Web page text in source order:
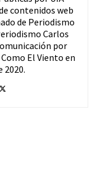
contenidos web
de Periodismo
Carlos
por
El Viento en
2020.